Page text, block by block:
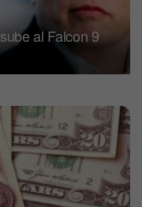
al Falcon 9